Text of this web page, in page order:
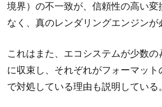
境界）の不一致が、信頼性の高い変
なく、真のレンダリングエンジンが
これはまた、エコシステムが少数の
に収束し、それぞれがフォーマッ
で対処している理由も説明している